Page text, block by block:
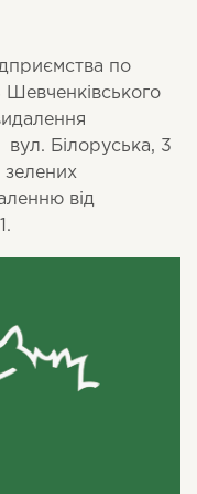
по
Білоруська, 3
зелених
від